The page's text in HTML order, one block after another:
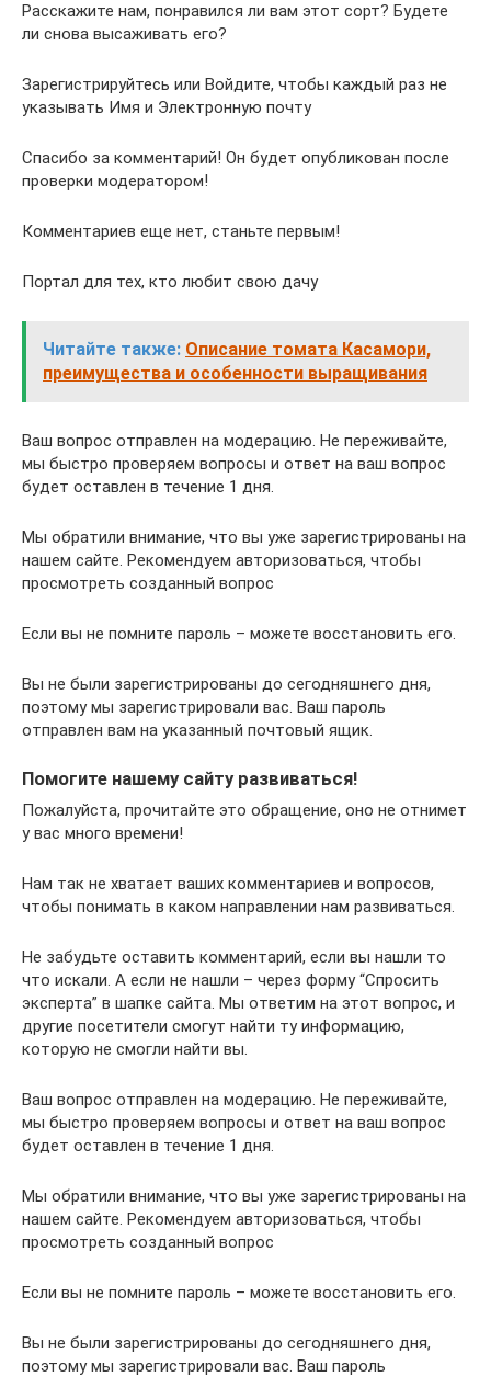
Расскажите нам, понравился ли вам этот сорт? Будете
ли снова высаживать его?
Зарегистрируйтесь или Войдите, чтобы каждый раз не
указывать Имя и Электронную почту
Спасибо за комментарий! Он будет опубликован после
проверки модератором!
Комментариев еще нет, станьте первым!
Портал для тех, кто любит свою дачу
Читайте также: Описание томата Касамори,
преимущества и особенности выращивания
Ваш вопрос отправлен на модерацию. Не переживайте,
мы быстро проверяем вопросы и ответ на ваш вопрос
будет оставлен в течение 1 дня.
Мы обратили внимание, что вы уже зарегистрированы на
нашем сайте. Рекомендуем авторизоваться, чтобы
просмотреть созданный вопрос
Если вы не помните пароль – можете восстановить его.
Вы не были зарегистрированы до сегодняшнего дня,
поэтому мы зарегистрировали вас. Ваш пароль
отправлен вам на указанный почтовый ящик.
Помогите нашему сайту развиваться!
Пожалуйста, прочитайте это обращение, оно не отнимет
у вас много времени!
Нам так не хватает ваших комментариев и вопросов,
чтобы понимать в каком направлении нам развиваться.
Не забудьте оставить комментарий, если вы нашли то
что искали. А если не нашли – через форму “Спросить
эксперта” в шапке сайта. Мы ответим на этот вопрос, и
другие посетители смогут найти ту информацию,
которую не смогли найти вы.
Ваш вопрос отправлен на модерацию. Не переживайте,
мы быстро проверяем вопросы и ответ на ваш вопрос
будет оставлен в течение 1 дня.
Мы обратили внимание, что вы уже зарегистрированы на
нашем сайте. Рекомендуем авторизоваться, чтобы
просмотреть созданный вопрос
Если вы не помните пароль – можете восстановить его.
Вы не были зарегистрированы до сегодняшнего дня,
поэтому мы зарегистрировали вас. Ваш пароль